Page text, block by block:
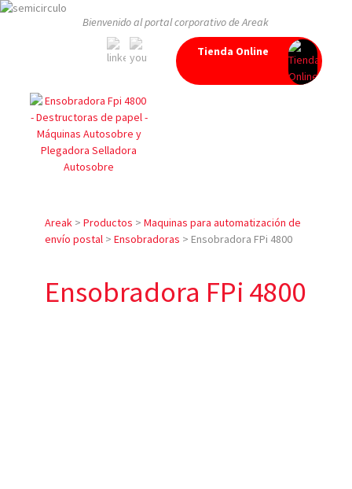
Bienvenido al portal corporativo de Areak
Tienda Online
Areak> Productos > Maquinas para automatización de
envío postal> Ensobradoras > Ensobradora FPi 4800
Ensobradora FPi 4800